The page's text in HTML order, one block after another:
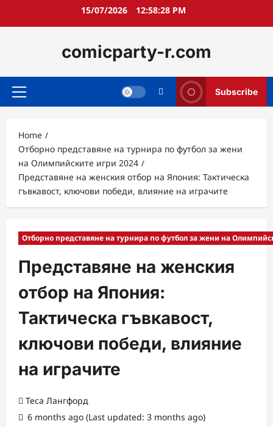
15/07/2026 12:58:29 PM
comicparty-r.com
Primary
Subscribe
Home
Отборно представяне на турнира по футбол за жени
на Олимпийските игри 2024
Представяне на женския отбор на Япония: Тактическа
гъвкавост, ключови победи, влияние на играчите
Отборно представяне на турнира по футбол за жени на
Представяне на женския
отбор на Япония:
Тактическа гъвкавост,
ключови победи, влияние
на играчите
Теса Лангфорд
6 months ago (Last updated: 3 months ago)